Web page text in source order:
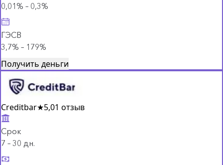
0,01% – 0,3%
ГЭСВ
3,7% – 179%
Получить деньги
Creditbar★5,01 отзыв
Срок
7 – 30 дн.